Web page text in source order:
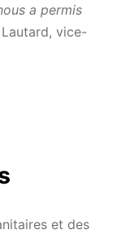
a permis
vice-
et des